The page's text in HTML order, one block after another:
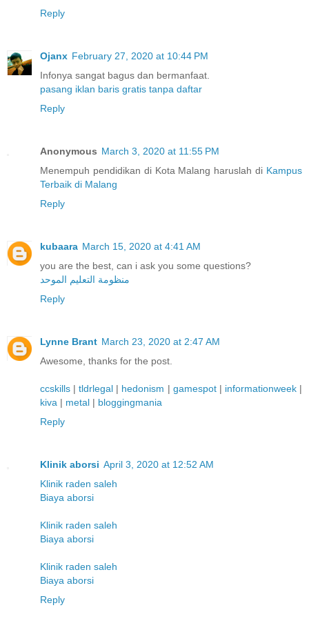
Reply
Ojanx February 27, 2020 at 10:44 PM
Infonya sangat bagus dan bermanfaat.
pasang iklan baris gratis tanpa daftar
Reply
Anonymous March 3, 2020 at 11:55 PM
Menempuh pendidikan di Kota Malang haruslah di Kampus
Terbaik di Malang
Reply
kubaara March 15, 2020 at 4:41 AM
you are the best, can i ask you some questions?
منظومة التعليم الموحد
Reply
Lynne Brant March 23, 2020 at 2:47 AM
Awesome, thanks for the post.
ccskills |tldrlegal | hedonism | gamespot| informationweek|
kiva | metal | bloggingmania
Reply
Klinik aborsi April 3, 2020 at 12:52 AM
Klinik raden saleh
Biaya aborsi
Klinik raden saleh
Biaya aborsi
Klinik raden saleh
Biaya aborsi
Reply